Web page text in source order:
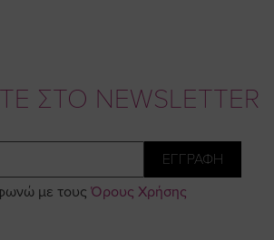
ΣΤΟ NEWSLETTER
ΕΓΓΡΑΦΗ
με τους Όρους Χρήσης